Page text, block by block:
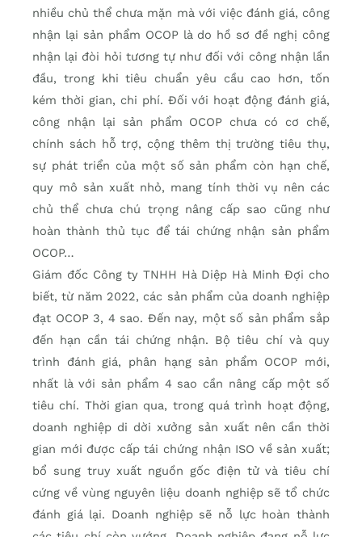
nhiều chủ thể chưa mặn mà với việc đánh giá, công
nhận lại sản phẩm OCOP là do hồ sơ đề nghị công
nhận lại đòi hỏi tương tự như đối với công nhận lần
đầu, trong khi tiêu chuẩn yêu cầu cao hơn, tốn
kém thời gian, chi phí. Đối với hoạt động đánh giá,
công nhận lại sản phẩm OCOP chưa có cơ chế,
chính sách hỗ trợ, cộng thêm thị trường tiêu thụ,
sự phát triển của một số sản phẩm còn hạn chế,
quy mô sản xuất nhỏ, mang tính thời vụ nên các
chủ thể chưa chú trọng nâng cấp sao cũng như
hoàn thành thủ tục để tái chứng nhận sản phẩm
OCOP…
Giám đốc Công ty TNHH Hà Diệp Hà Minh Đợi cho
biết, từ năm 2022, các sản phẩm của doanh nghiệp
đạt OCOP 3, 4 sao. Đến nay, một số sản phẩm sắp
đến hạn cần tái chứng nhận. Bộ tiêu chí và quy
trình đánh giá, phân hạng sản phẩm OCOP mới,
nhất là với sản phẩm 4 sao cần nâng cấp một số
tiêu chí. Thời gian qua, trong quá trình hoạt động,
doanh nghiệp di dời xưởng sản xuất nên cần thời
gian mới được cấp tái chứng nhận ISO về sản xuất;
bổ sung truy xuất nguồn gốc điện tử và tiêu chí
cứng về vùng nguyên liệu doanh nghiệp sẽ tổ chức
đánh giá lại. Doanh nghiệp sẽ nỗ lực hoàn thành